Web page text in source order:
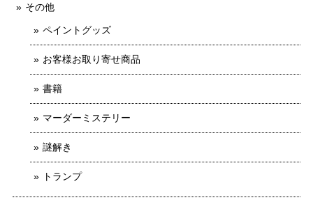
その他
ペイントグッズ
お客様お取り寄せ商品
書籍
マーダーミステリー
謎解き
トランプ